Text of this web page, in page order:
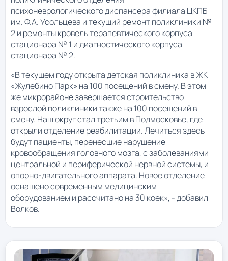
психоневрологического диспансера филиала ЦКПБ
им. Ф.А. Усольцева и текущий ремонт поликлиники №
2 и ремонты кровель терапевтического корпуса
стационара № 1 и диагностического корпуса
стационара № 2.
«В текущем году открыта детская поликлиника в ЖК
«Жулебино Парк» на 100 посещений в смену. В этом
же микрорайоне завершается строительство
взрослой поликлиники также на 100 посещений в
смену. Наш округ стал третьим в Подмосковье, где
открыли отделение реабилитации. Лечиться здесь
будут пациенты, перенесшие нарушение
кровообращения головного мозга, с заболеваниями
центральной и периферической нервной системы, и
опорно-двигательного аппарата. Новое отделение
оснащено современным медицинским
оборудованием и рассчитано на 30 коек», - добавил
Волков.